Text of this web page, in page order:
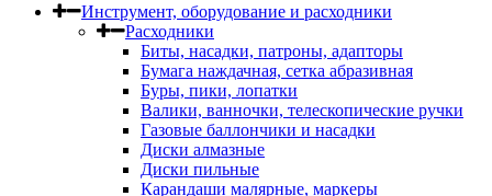
Инструмент, оборудование и расходники
Расходники
Биты, насадки, патроны, адапторы
Бумага наждачная, сетка абразивная
Буры, пики, лопатки
Валики, ванночки, телескопические ручки
Газовые баллончики и насадки
Диски алмазные
Диски пильные
Карандаши малярные, маркеры